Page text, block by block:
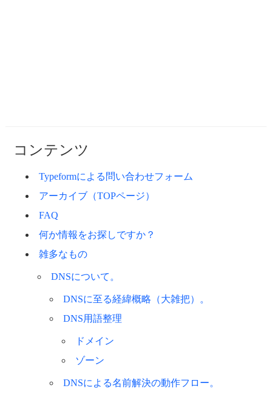
コンテンツ
Typeformによる問い合わせフォーム
アーカイブ（TOPページ）
FAQ
何か情報をお探しですか？
雑多なもの
DNSについて。
DNSに至る経緯概略（大雑把）。
DNS用語整理
ドメイン
ゾーン
DNSによる名前解決の動作フロー。